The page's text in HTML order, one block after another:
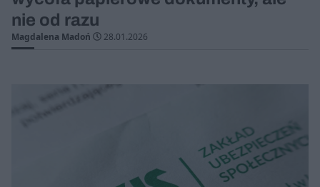
nie od razu
Magdalena Madoń 28.01.2026